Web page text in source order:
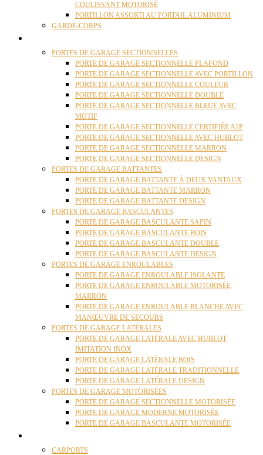
COULISSANT MOTORISÉ
PORTILLON ASSORTI AU PORTAIL ALUMINIUM
GARDE-CORPS
PORTES DE GARAGE SECTIONNELLES
PORTE DE GARAGE SECTIONNELLE PLAFOND
PORTE DE GARAGE SECTIONNELLE AVEC PORTILLON
PORTE DE GARAGE SECTIONNELLE COULEUR
PORTE DE GARAGE SECTIONNELLE DOUBLE
PORTE DE GARAGE SECTIONNELLE BLEUE AVEC
MOTIF
PORTE DE GARAGE SECTIONNELLE CERTIFIÉE A2P
PORTE DE GARAGE SECTIONNELLE AVEC HUBLOT
PORTE DE GARAGE SECTIONNELLE MARRON
PORTE DE GARAGE SECTIONNELLE DESIGN
PORTES DE GARAGE BATTANTES
PORTE DE GARAGE BATTANTE À DEUX VANTAUX
PORTE DE GARAGE BATTANTE MARRON
PORTE DE GARAGE BATTANTE DESIGN
PORTES DE GARAGE BASCULANTES
PORTE DE GARAGE BASCULANTE SAPIN
PORTE DE GARAGE BASCULANTE BOIS
PORTE DE GARAGE BASCULANTE DOUBLE
PORTE DE GARAGE BASCULANTE DESIGN
PORTES DE GARAGE ENROULABLES
PORTE DE GARAGE ENROULABLE ISOLANTE
PORTE DE GARAGE ENROULABLE MOTORISÉE
MARRON
PORTE DE GARAGE ENROULABLE BLANCHE AVEC
MANŒUVRE DE SECOURS
PORTES DE GARAGE LATÉRALES
PORTE DE GARAGE LATÉRALE AVEC HUBLOT
IMITATION INOX
PORTE DE GARAGE LATÉRALE BOIS
PORTE DE GARAGE LATÉRALE TRADITIONNELLE
PORTE DE GARAGE LATÉRALE DESIGN
PORTES DE GARAGE MOTORISÉES
PORTE DE GARAGE SECTIONNELLE MOTORISÉE
PORTE DE GARAGE MODERNE MOTORISÉE
PORTE DE GARAGE BASCULANTE MOTORISÉE
CARPORTS